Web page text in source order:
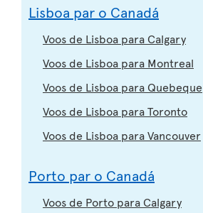
Lisboa par o Canadá
Voos de Lisboa para Calgary
Voos de Lisboa para Montreal
Voos de Lisboa para Quebeque
Voos de Lisboa para Toronto
Voos de Lisboa para Vancouver
Porto par o Canadá
Voos de Porto para Calgary